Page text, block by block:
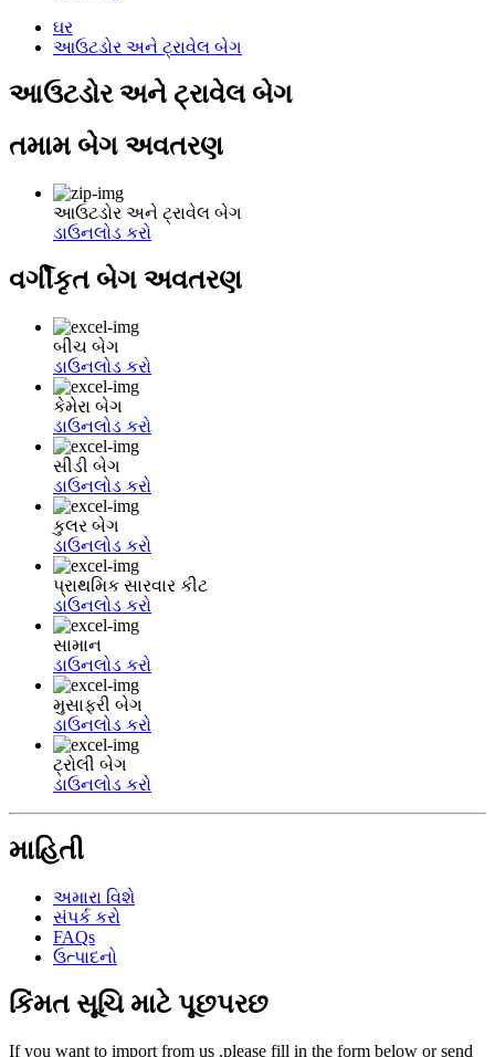
ઘર
આઉટડોર અને ટ્રાવેલ બેગ
આઉટડોર અને ટ્રાવેલ બેગ
તમામ બેગ અવતરણ
આઉટડોર અને ટ્રાવેલ બેગ
ડાઉનલોડ કરો
વર્ગીકૃત બેગ અવતરણ
બીચ બેગ
ડાઉનલોડ કરો
કેમેરા બેગ
ડાઉનલોડ કરો
સીડી બેગ
ડાઉનલોડ કરો
કુલર બેગ
ડાઉનલોડ કરો
પ્રાથમિક સારવાર કીટ
ડાઉનલોડ કરો
સામાન
ડાઉનલોડ કરો
મુસાફરી બેગ
ડાઉનલોડ કરો
ટ્રોલી બેગ
ડાઉનલોડ કરો
માહિતી
અમારા વિશે
સંપર્ક કરો
FAQs
ઉત્પાદનો
કિંમત સૂચિ માટે પૂછપરછ
If you want to import from us ,please fill in the form below or send